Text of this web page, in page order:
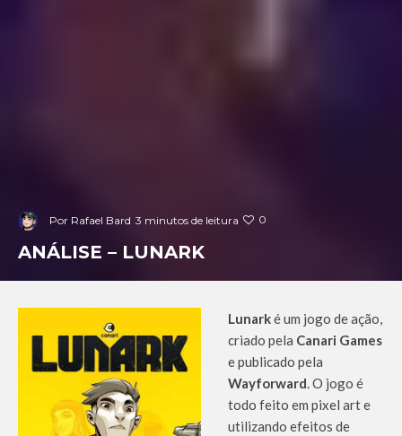
Por Rafael Bard 3 minutos de leitura 0
ANÁLISE – LUNARK
Lunarké um jogo de ação,
criado pela Canari Games
e publicado pela
Wayforward. O jogo é
todo feito em pixel art e
utilizando efeitos de